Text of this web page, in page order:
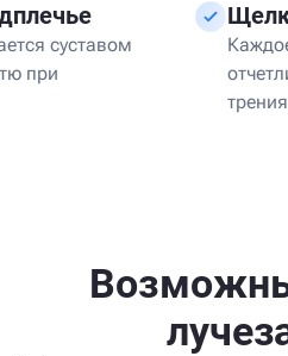
суставом
при